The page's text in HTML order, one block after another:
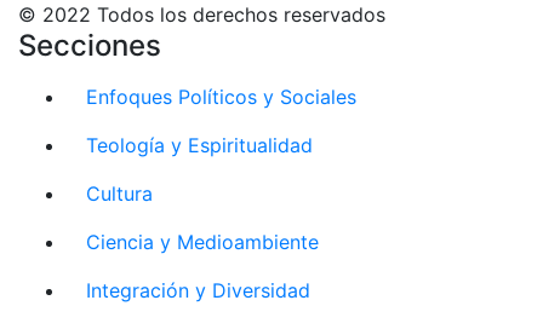
© 2022 Todos los derechos reservados
Secciones
Enfoques Políticos y Sociales
Teología y Espiritualidad
Cultura
Ciencia y Medioambiente
Integración y Diversidad